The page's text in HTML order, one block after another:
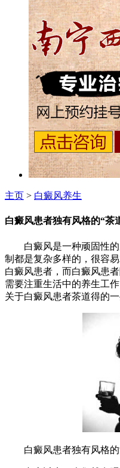
主页 > 白癜风养生
白癜风患者独有风格的“茶
白癜风是一种顽固性的
制都是复杂多样的，很容
白癜风患者，而白癜风患
需要注重生活中的养生工作
关于白癜风患者茶道得的一
白癜风患者独有风格的